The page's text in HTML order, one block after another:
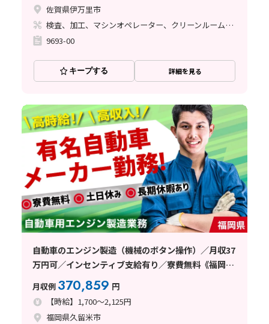
佐賀県伊万里市
検査、加工、マシンオペレーター、クリーンルーム、立ち作業
9693-00
キープする 詳細を見る
自動車のエンジン製造（機械のボタン操作）／月収37
万円可／インセンティブ支給有り／寮費無料《福岡
月収例 370,859 円
【時給】1,700～2,125円
福岡県久留米市